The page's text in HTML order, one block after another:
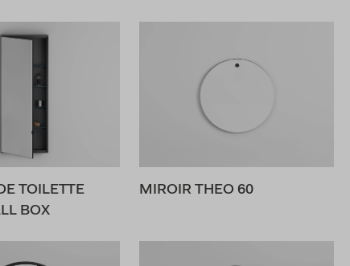
TOILETTE
BOX
MIROIR THEO 60